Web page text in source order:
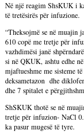
Në një reagim ShsKUK i
të tretësirës për infuzione.
“Theksojmë se në muajin
610 copë me tretje për
vazhdimësi janë
si në QKUK, ashtu edhe
mjaftueshme me sisteme
deksametazon dhe
dhe 7 spitalet e
ShSKUK thotë se në
tretje për infuzion- NaCl
ka pasur mugesë të tyre.